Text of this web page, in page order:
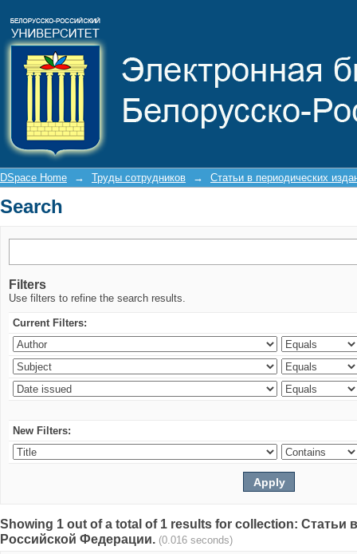
DSpace Home → Труды сотрудников → Статьи в периодических
Search
Filters
Use filters to refine the search results.
Current Filters:
New Filters:
Showing 1 out of a total of 1 results for collection: Статьи
Российской Федерации. (0.016 seconds)